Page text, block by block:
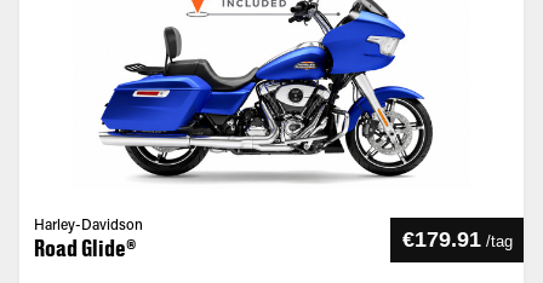
Harley-Davidson
Road Glide® €179.91 /tag